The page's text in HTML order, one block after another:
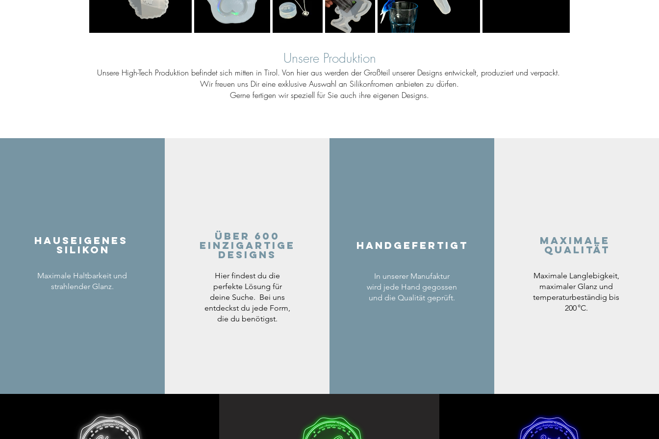
Unsere Produktion
Unsere High-Tech Produktion befindet sich mitten in Tirol. Von hier aus werden der Großteil unserer Designs entwickelt, produziert und verpackt.
Wir freuen uns Dir eine exklusive Auswahl an Silikonfromen anbieten zu dürfen.
Gerne fertigen wir speziell für Sie auch ihre eigenen Designs.
Hauseigenes
Silikon
Maximale Haltbarkeit und
strahlender Glanz.
Über 600
einzigartige
Designs
Hier findest du die
perfekte Lösung für
deine Suche. Bei uns
entdeckst du jede Form,
die du benötigst.
Handgefertigt
In unserer Manufaktur
wird jede Hand gegossen
und die Qualität geprüft.
Maximale
Qualität
Maximale Langlebigkeit,
maximaler Glanz und
temperaturbeständig bis
200 °C.